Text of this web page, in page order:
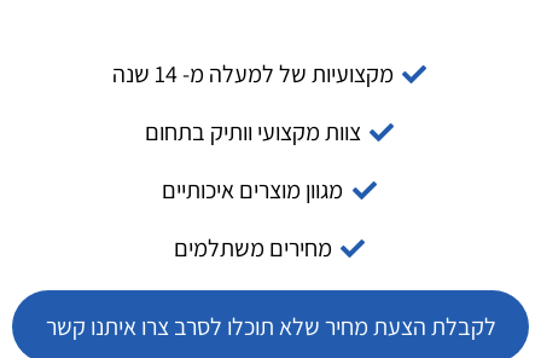
מקצועיות של למעלה מ- 14 שנה
צוות מקצועי וותיק בתחום
מגוון מוצרים איכותיים
מחירים משתלמים
לקבלת הצעת מחיר שלא תוכלו לסרב צרו איתנו קשר